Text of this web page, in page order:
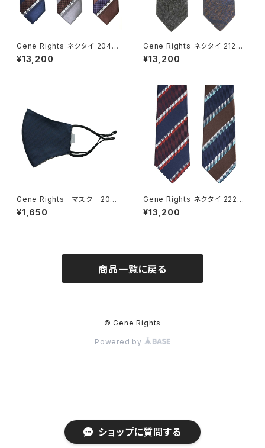
ショップに質問する
Gene Rights ネクタイ 204N
001 サテンストライプ
¥13,200
Gene Rights ネクタイ 212N0
02 メランジペイズリー
¥13,200
Gene Rights マスク 204
M004 ソリッドストライプ
¥1,650
Gene Rights ネクタイ 222N0
11 ヘビーツイルストライプ
¥13,200
商品一覧に戻る
© Gene Rights
Powered by